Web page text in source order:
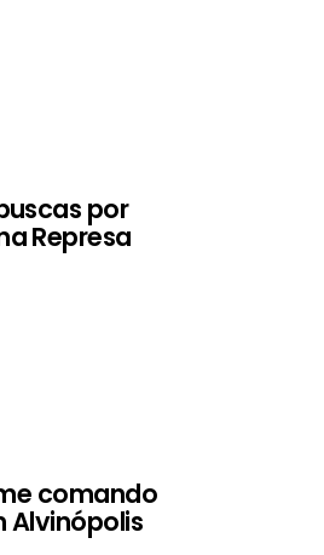
por
Represa
comando
Alvinópolis